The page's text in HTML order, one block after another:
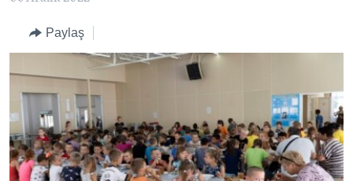
ULUSLARARASI
BİLİM VE TEKNOLOJİ
EKONOMİ
ÇEVRE
HAYATTAN
AMERIKA'YA ÖZEL
İNGİLİZCE DERSLERİ
MULTİMEDYA
VİDEO GALERİ
FOTO GALERİ
LEARNING ENGLISH
BIZI TAKIP EDIN
Paylaş